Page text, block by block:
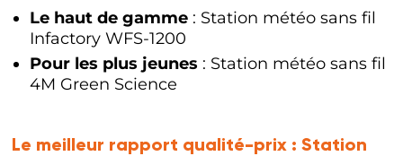
Le haut de gamme : Station météo sans fil
Infactory WFS-1200
Pour les plus jeunes : Station météo sans fil
4M Green Science
Le meilleur rapport qualité-prix :Station